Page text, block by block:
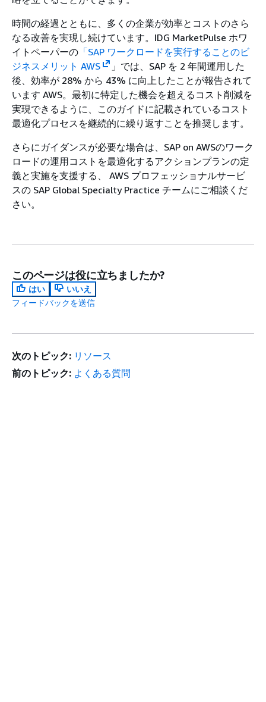
時間の経過とともに、多くの企業が効率とコストのさら
なる改善を実現し続けています。IDG MarketPulse ホワ
イトペーパーの 「SAP ワークロードを実行することのビ
ジネスメリット AWS
」では、SAP を 2 年間運用した
後、効率が 28% から 43% に向上したことが報告されて
います AWS。最初に特定した機会を超えるコスト削減を
実現できるように、このガイドに記載されているコスト
最適化プロセスを継続的に繰り返すことを推奨します。
さらにガイダンスが必要な場合は、SAP on AWSのワーク
ロードの運用コストを最適化するアクションプランの定
義と実施を支援する、 AWS プロフェッショナルサービ
スの SAP Global Specialty Practice チームにご相談くだ
さい。
このページは役に立ちましたか?
はい
いいえ
フィードバックを送信
次のトピック: リソース
前のトピック: よくある質問